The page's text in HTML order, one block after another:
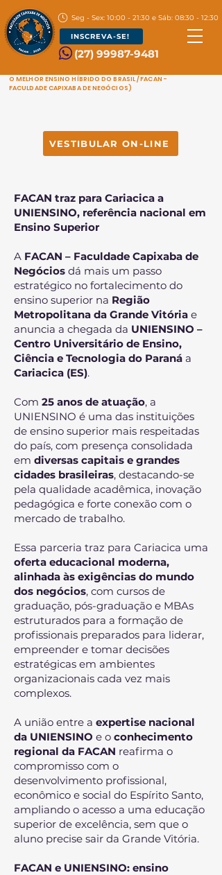
Seg - Sex: 10:00 - 21:30 e Sáb: 08:30 - 12:30
INSCREVA-SE!
(27) 99987-9481
O MELHOR ENSINO HÍBRIDO DO BRASIL / FACAN -
FACULDADE CAPIXABA DE NEGÓCIOS)
VESTIBULAR ON-LINE
FACAN traz para Cariacica a
UNIENSINO, referência nacional em
Ensino Superior
A FACAN – Faculdade Capixaba de
Negócios dá mais um passo
estratégico no fortalecimento do
ensino superior na Região
Metropolitana da Grande Vitória e
anuncia a chegada da UNIENSINO –
Centro Universitário de Ensino,
Ciência e Tecnologia do Paraná a
Cariacica (ES).
Com 25 anos de atuação, a
UNIENSINO é uma das instituições
de ensino superior mais respeitadas
do país, com presença consolidada
em diversas capitais e grandes
cidades brasileiras, destacando-se
pela qualidade acadêmica, inovação
pedagógica e forte conexão com o
mercado de trabalho.
Essa parceria traz para Cariacica uma
oferta educacional moderna,
alinhada às exigências do mundo
dos negócios, com cursos de
graduação, pós-graduação e MBAs
estruturados para a formação de
profissionais preparados para liderar,
empreender e tomar decisões
estratégicas em ambientes
organizacionais cada vez mais
complexos.
A união entre a expertise nacional
da UNIENSINO e o conhecimento
regional da FACAN reafirma o
compromisso com o
desenvolvimento profissional,
econômico e social do Espírito Santo,
ampliando o acesso a uma educação
superior de excelência, sem que o
aluno precise sair da Grande Vitória.
FACAN e UNIENSINO: ensino